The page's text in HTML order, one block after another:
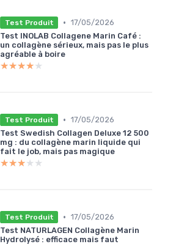
Test Produit • 17/05/2026
Test INOLAB Collagene Marin Café :
un collagène sérieux, mais pas le plus
agréable à boire
★★★★★
★★★★★
Test Produit • 17/05/2026
Test Swedish Collagen Deluxe 12 500
mg : du collagène marin liquide qui
fait le job, mais pas magique
★★★★★
★★★★★
Test Produit • 17/05/2026
Test NATURLAGEN Collagène Marin
Hydrolysé : efficace mais faut